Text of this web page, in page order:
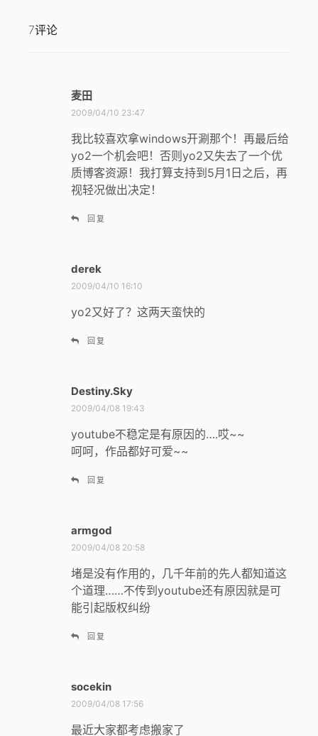
7评论
麦田
道
2009/04/10 23:47
我比较喜欢拿windows开涮那个！再最后给
yo2一个机会吧！否则yo2又失去了一个优
质博客资源！我打算支持到5月1日之后，再
视轻况做出决定！
回复
derek
道
2009/04/10 16:10
yo2又好了？这两天蛮快的
回复
Destiny.Sky
道
2009/04/08 19:43
youtube不稳定是有原因的….哎~~
呵呵，作品都好可爱~~
回复
armgod
道
2009/04/08 20:58
堵是没有作用的，几千年前的先人都知道这
个道理……不传到youtube还有原因就是可
能引起版权纠纷
回复
socekin
道
2009/04/08 17:56
最近大家都考虑搬家了